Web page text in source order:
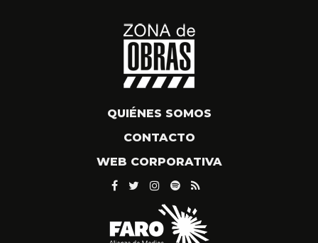
QUIÉNES SOMOS
CONTACTO
WEB CORPORATIVA